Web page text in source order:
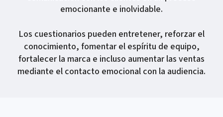
emocionante e inolvidable.
Los cuestionarios pueden entretener, reforzar el
conocimiento, fomentar el espíritu de equipo,
fortalecer la marca e incluso aumentar las ventas
mediante el contacto emocional con la audiencia.